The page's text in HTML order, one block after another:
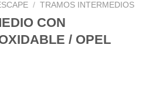
/ TRAMOS INTERMEDIOS
CON
/ OPEL